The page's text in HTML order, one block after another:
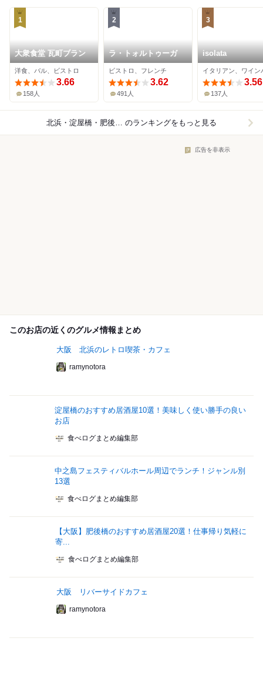
1
大衆食堂 瓦町ブラン
洋食、バル、ビストロ
3.66
158人
2
ラ・トォルトゥーガ
ビストロ、フレンチ
3.62
491人
3
isolata
3.56
137人
北浜・淀屋橋・肥後橋×ビストロ のランキングをもっと見る
広告を非表示
このお店の近くのグルメ情報まとめ
大阪 北浜のレトロ喫茶・カフェ
ramynotora
淀屋橋のおすすめ居酒屋10選！美味しく使い勝手の良い
お店
食べログまとめ編集部
中之島フェスティバルホール周辺でランチ！ジャンル別
13選
食べログまとめ編集部
【大阪】肥後橋のおすすめ居酒屋20選！仕事帰り気軽に
寄...
食べログまとめ編集部
大阪 リバーサイドカフェ
ramynotora